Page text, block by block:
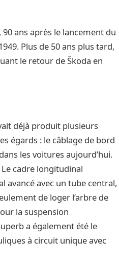
ans après le lancement du
Plus de 50 ans plus tard,
le retour de Škoda en
déjà produit plusieurs
égards : le câblage de bord
les voitures aujourd’hui.
cadre longitudinal
avancé avec un tube central,
de loger l’arbre de
la suspension
a également été le
à circuit unique avec